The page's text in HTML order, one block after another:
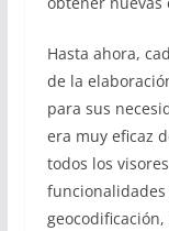
Hasta ahora,
de la
para sus
era muy eficaz
todos los
funcionalidades